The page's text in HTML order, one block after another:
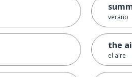
verano
the
el aire